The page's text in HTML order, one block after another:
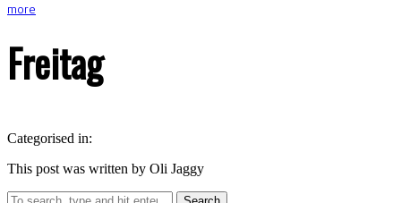
more
Freitag
Categorised in:
This post was written by Oli Jaggy